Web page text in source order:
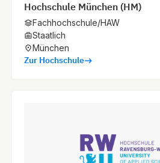
Hochschule München (HM)
Fachhochschule/HAW
Staatlich
München
Zur Hochschule